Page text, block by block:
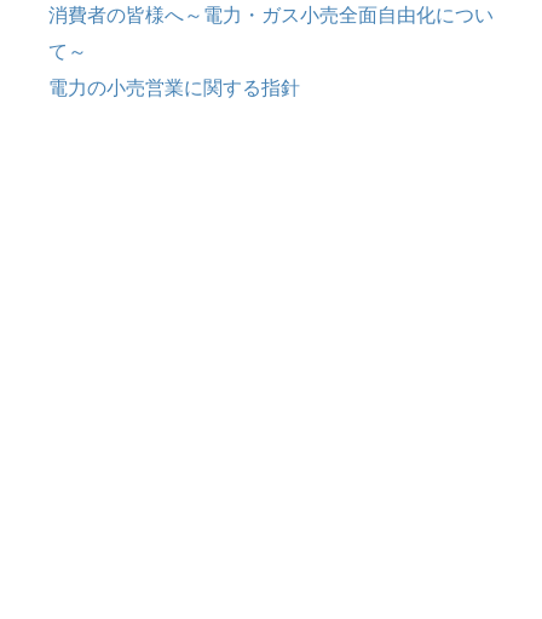
消費者の皆様へ～電力・ガス小売全面自由化につい
て～
電力の小売営業に関する指針